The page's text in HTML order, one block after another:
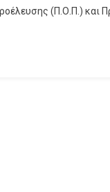
(Π.Ο.Π.) και